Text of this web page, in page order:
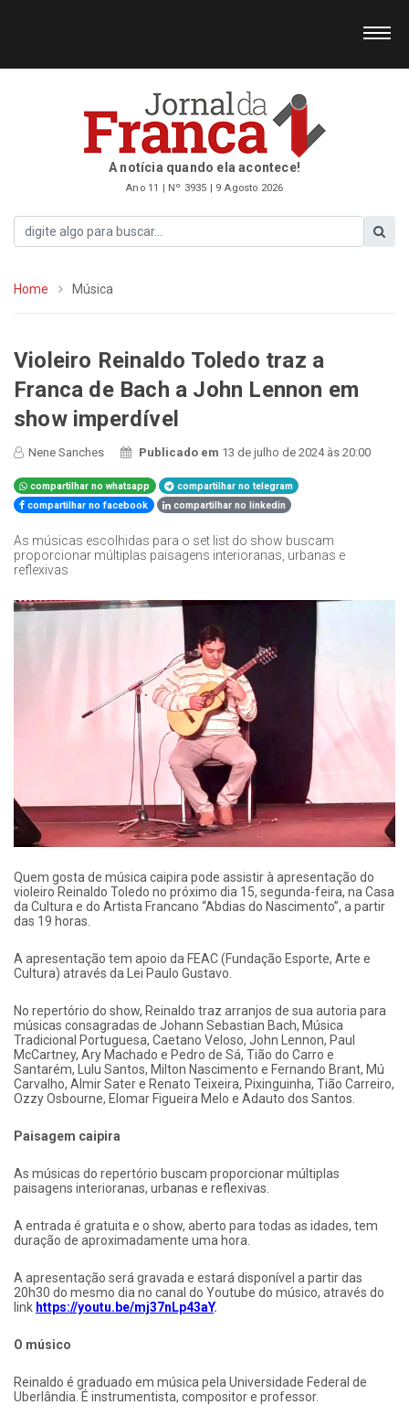
A notícia quando ela acontece!
Ano 11 | Nº 3935 | 9 Agosto 2026
Home Música
Violeiro Reinaldo Toledo traz a
Franca de Bach a John Lennon em
show imperdível
Nene Sanches Publicado em 13 de julho de 2024 às 20:00
compartilhar no whatsapp
compartilhar no telegram
compartilhar no facebook
compartilhar no linkedin
As músicas escolhidas para o set list do show buscam
proporcionar múltiplas paisagens interioranas, urbanas e
reflexivas
Quem gosta de música caipira pode assistir à apresentação do
violeiro Reinaldo Toledo no próximo dia 15, segunda-feira, na Casa
da Cultura e do Artista Francano “Abdias do Nascimento”, a partir
das 19 horas.
A apresentação tem apoio da FEAC (Fundação Esporte, Arte e
Cultura) através da Lei Paulo Gustavo.
No repertório do show, Reinaldo traz arranjos de sua autoria para
músicas consagradas de Johann Sebastian Bach, Música
Tradicional Portuguesa, Caetano Veloso, John Lennon, Paul
McCartney, Ary Machado e Pedro de Sá, Tião do Carro e
Santarém, Lulu Santos, Milton Nascimento e Fernando Brant, Mú
Carvalho, Almir Sater e Renato Teixeira, Pixinguinha, Tião Carreiro,
Ozzy Osbourne, Elomar Figueira Melo e Adauto dos Santos.
Paisagem caipira
As músicas do repertório buscam proporcionar múltiplas
paisagens interioranas, urbanas e reflexivas.
A entrada é gratuita e o show, aberto para todas as idades, tem
duração de aproximadamente uma hora.
A apresentação será gravada e estará disponível a partir das
20h30 do mesmo dia no canal do Youtube do músico, através do
link https://youtu.be/mj37nLp43aY.
O músico
Reinaldo é graduado em música pela Universidade Federal de
Uberlândia. É instrumentista, compositor e professor.